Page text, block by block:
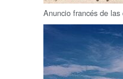
Anuncio francés de